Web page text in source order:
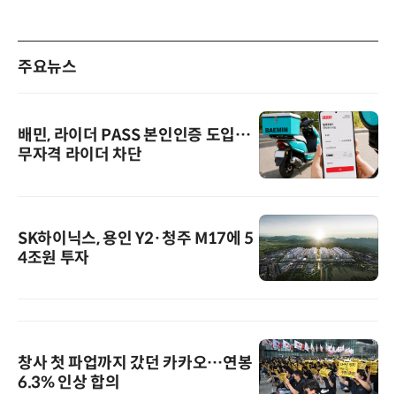
주요뉴스
배민, 라이더 PASS 본인인증 도입…
무자격 라이더 차단
SK하이닉스, 용인 Y2·청주 M17에 5
4조원 투자
창사 첫 파업까지 갔던 카카오…연봉
6.3% 인상 합의